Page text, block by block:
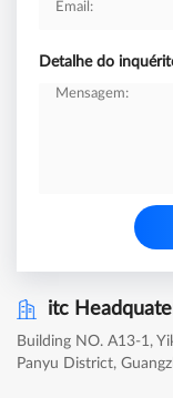
Detalhe do
itc
Building NO. A13-1,
Panyu District,